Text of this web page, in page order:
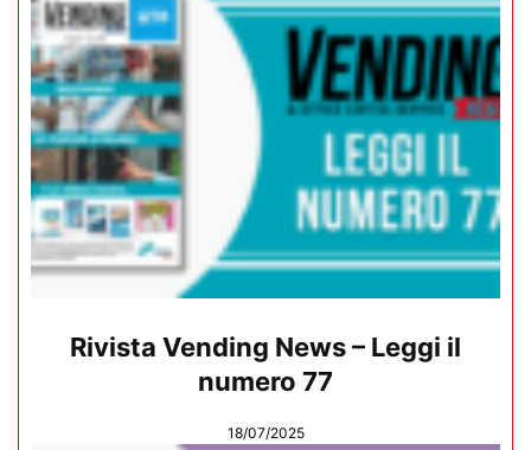
Rivista Vending News – Leggi il
numero 77
18/07/2025